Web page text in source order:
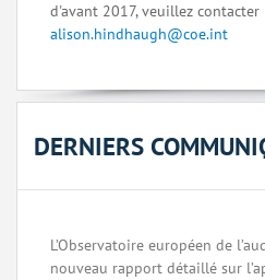
d'avant 2017, veuillez contacter
alison.hindhaugh@coe.int
DERNIERS
L’Observatoire européen de
nouveau rapport détaillé sur